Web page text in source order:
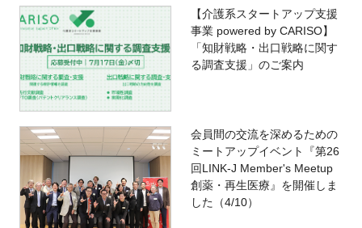
【介護系スタートアップ支援
事業 powered by CARISO】
「知財戦略・出口戦略に関す
る調査支援」のご案内
会員間の交流を深めるための
ミートアップイベント『第26
回LINK-J Member's Meetup
創薬・再生医療』を開催しま
した（4/10）